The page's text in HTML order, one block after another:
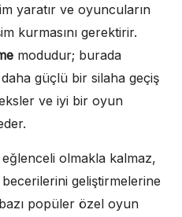
yaratır ve oyuncuların
kurmasını gerektirir.
modudur; burada
güçlü bir silaha geçiş
ve iyi bir oyun
olmakla kalmaz,
geliştirmelerine
popüler özel oyun